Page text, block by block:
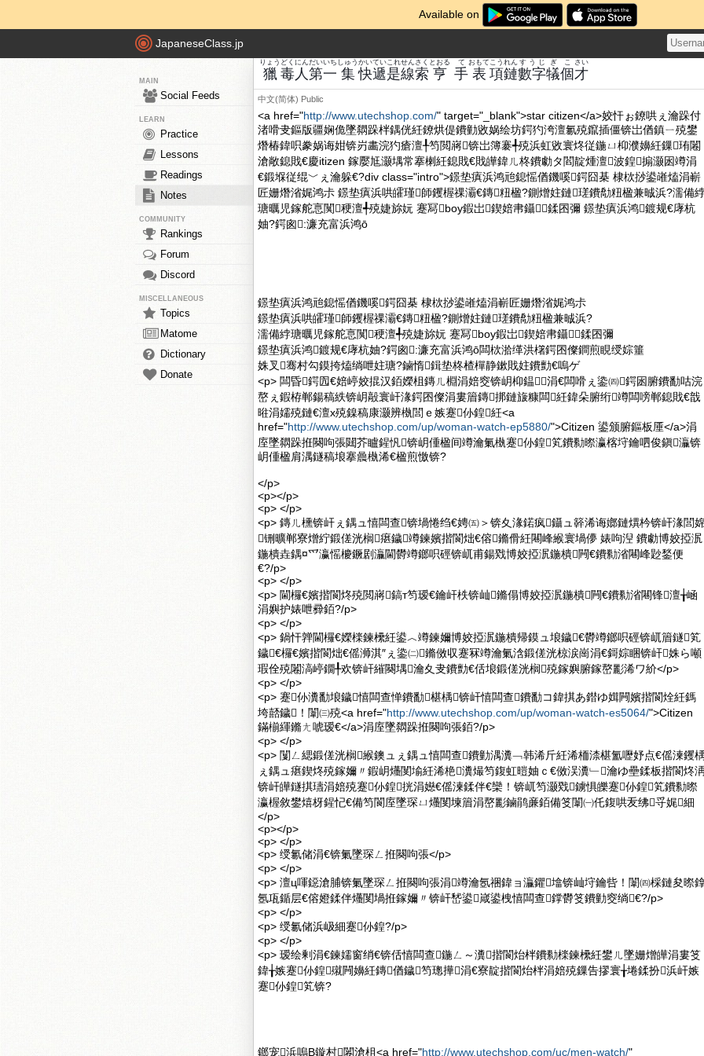
Available on
JapaneseClass.jp
MAIN
Social Feeds
LEARN
Practice
Lessons
Readings
Notes
COMMUNITY
Rankings
Forum
Discord
MISCELLANEOUS
Topics
Matome
Dictionary
Donate
獵
りょう
毒
どく
人
にん
第一
だいいち
集
しゅう
快
かい
遞
てい
是
これ
線
せん
索
さく
亨
とおる
手
て
表
おもて
項
こう
鏈
れん
數字
すうじ
犠
ぎ
個
こ
才
さい
中文(简体) Public
<a href="http://www.utechshop.com/" target="_blank">star citizen</a>姣忓ぉ鐐哄ぇ瀹跺付
渚嗗叏鏂版疆娴佹墜閷跺柈鍝侊紝鐐烘偍鐨勭敓娲绘坊鍔犳洿澶氱殑鑹插僵锛岀偤鎮ㄧ殑鐢
熸椿鍏呮豢娲诲姏锛岃畵浣犳瘡澶╀笉閲嶈锛岀簿褰╃殑浜虹敓寰炵従鍦ㄩ枊濮嬶紝鏁珛闂
滄敞鎴戝€慶itizen 鎵嬮尪灏堣常搴楋紝鎴戝€戝皣鍏ㄦ柊鐨勮タ閻靛煄澶波鍠搧灏囦竴涓
€鍛堢従绲﹀ぇ瀹躲€?div class="intro">鐛垫瘨浜鸿兘鎴愮偤鐖嗘鍔囧棊 棣栨挱鍙嶉熆涓嶄
匠姗熸渻娓鸿尗 鐛垫瘨浜哄皬瑾師钁楃祼灞€鏄粈楹?鍘熷妵鏈瑳鐨勪粈楹兼晠浜?濡備
瑭曞児鎵舵悥闃稉澶╃殑婕旀妧 蹇冩boy鍜岀鍥婄帇鑷鍒囨彌 鐛垫瘨浜鸿鍍规€庨杭
妯?鍔囪:濂充富浜鸿ō
鐛垫瘨浜鸿兘鎴愮偤鐖嗘鍔囧棊 棣栨挱鍙嶉熆涓嶄匠姗熸渻娓鸿尗
鐛垫瘨浜哄皬瑾師钁楃祼灞€鏄粈楹?鍘熷妵鏈瑳鐨勪粈楹兼晠浜?
濡備綍瑭曞児鎵舵悥闃稉澶╃殑婕旀妧 蹇冩boy鍜岀鍥婄帇鑷鍒囨彌
鐛垫瘨浜鸿鍍规€庨杭妯?鍔囪:濂充富浜鸿ō闆栨湁缂洪櫡鍔囨儏鐧煎睍绶婃箠
姝叉骞村勾鏌挎熆绱呭妵瑭?鏀惰鍓垫柊楂樿静鏉戝妵鐨勯€嗚ゲ
<p> 闆昏鍔囥€婄嵉姣掍汉銆嬫柤鏄ㄦ棩涓婄窔锛岄枊鎾涓€闆嗗ぇ鍌㈣鍔囦腑鐨勫咕浣
嶅ぇ鍜栫郸鍚稿紩锛岄毃寰屽湪鍔囨儏涓婁篃鏄挷鏈旇糠闆紝鍏朵腑绗竴闆嗙郸鎴戝€戠
暀涓嬬殑鏈€澶х殑鎳稿康灏辨槸閭ｅ嫉蹇仦鍠紝<a
href="http://www.utechshop.com/up/woman-watch-ep5880/">Citizen 鍙颁腑鏂板厜</a>涓
庢墜閷跺拰闋呴張閮芥矑鍟忛锛岄偅楹间竴瀹氭槸蹇仦鍠笂鐨勬暩瀛楁垨鑰呬俊鎭灜锛
岄偅楹肩湡鐩稿埌搴曟槸浠€楹煎憿锛?
</p>
<p></p>
<p> </p>
<p> 鏄ㄦ櫄锛屽ぇ鍝ュ憘闆查锛堝惓绉€娉㈤＞锛夊湪鍩疯鑷ュ簳浠诲嫏鏈熼枔锛屽湪閭
铏曠郸寮熷紵鍛傞洸榈瘎鐬竴鍊嬪揩閬炪€傛鏅傦紝闀峰緱寰堝儚 婊呴湼 鐨勮博姣掗泦
鍦樻垚鍝¤爫瀛愮櫦鐝剧灜閫欎竴鎯呮硜锛屼甫鍚戣博姣掗泦鍦樻闁€鐨勬渻闀峰尟鍫便
€?/p>
<p> </p>
<p> 閫欏€嬪揩閬炵殑閲嶈鎬т笉瑷€鑰屽柣锛屾鏅傝博姣掗泦鍦樻闁€鐨勬渻闀锋澶╁崡
涓嬩护婊呭彛銆?/p>
<p> </p>
<p> 鍋忓亸閫欏€嬫檪鍊欙紝鍙︿竴鍊嬭博姣掗泦鍦樻帰鏌ュ埌鐬€欎竴鎯呮硜锛屼篃鐩笂
鐬€欏€嬪揩閬炪€傜浉淇″ぇ鍌㈡鏅傚収蹇冧竴瀹氭浛鍛傞洸椋涙崗涓€鎶婃睏锛屽姝ら噸
瑕佺殑闂滈嵉鐗╀欢锛屽繀闋堣瀹夊叏鐨勯€佸埌鍛傞洸榈殑鎵嬩腑鎵嶅彲浠ワ紒</p>
<p> </p>
<p> 蹇仦瀵勫埌鐬憘闆查惮鐨勫椹楀锛屽憘闆查鐨勫コ鍏掑あ鐟ゆ媶闁嬪揩閬烇紝鎷
垮嚭鐬！闈㈢殑<a href="http://www.utechshop.com/up/woman-watch-es5064/">Citizen
鏋椾緷鏅ㄤ唬瑷€</a>涓庢墜閷跺拰闋呴張銆?/p>
<p> </p>
<p> 闅ㄥ緦鍛傞洸榈緱鐭ュぇ鍝ュ憘闆查鐨勭湡瀵﹁韩浠斤紝浠栭渿椹氳嚦妤点€傜湅钁
ぇ鍝ュ瘎鍥炵殑鎵嬭〃鍜岄爡閺堬紝浠栬瀵熶笉鍑虹暟妯ｃ€傚洖瀵﹂瀹ゆ壘鍒板揩閬炵
锛屽皣鐩掑瓙涓婄殑蹇仦鍠挄涓嬨€傜湅鍒伴€欒！锛屼笉灏戣鐪惧皪蹇仦鍠笂鐨勬暩
瀛楃敘鐢熺枒鍟忋€備笉閬庢墜琛ㄩ爡閺堜篃涓嶅彲鏀鹃亷銆備笅闈㈠仛鍑哄叐绋寽娓細
</p>
<p></p>
<p> </p>
<p> 绶氱储涓€锛氭墜琛ㄥ拰闋呴張</p>
<p> </p>
<p> 澶ц喗鐚滄脯锛氭墜琛ㄥ拰闋呴張涓竴瀹氬祵鍏ョ灜鑺墖锛屾垨鑰呰！闈㈣棌鏈夋暩
氬瓨鍎层€傛嬁鍒伴爡閺堝拰鎵嬭〃锛屽嵆鍙嵅鍙栧憘闆查鐣欎笅鐨勭窔绱€?/p>
<p> </p>
<p> 绶氱储浜岋細蹇仦鍠?/p>
<p> </p>
<p> 瑷绘剰涓€鍊嬬窗绡€锛佸憘闆查鍦ㄥ～瀵揩閬炲柈鐨勬檪鍊欙紝鐢ㄦ墜姗熷皣涓婁笅
鍏╁嫉蹇仦鍠殧闁嬶紝鏄偤鐬笉璁撶涓€寮靛揩閬炲柈涓婄殑鏁告摎寰╁埢鍒扮浜屽嫉
蹇仦鍠笂锛?
鎯宠浜嗚В鏇村闂滄柤<a href="http://www.utechshop.com/uc/men-watch/"